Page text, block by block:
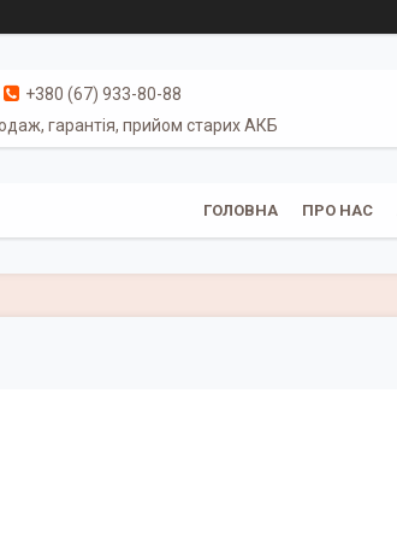
+380 (67) 933-80-88
гарантія, прийом старих АКБ
ГОЛОВНА ПРО НАС